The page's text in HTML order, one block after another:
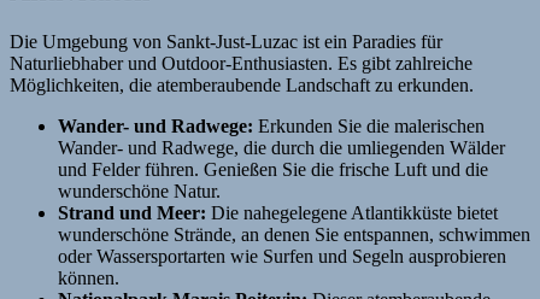
Die Umgebung von Sankt-Just-Luzac ist ein Paradies für
Naturliebhaber und Outdoor-Enthusiasten. Es gibt zahlreiche
Möglichkeiten, die atemberaubende Landschaft zu erkunden.
Wander- und Radwege: Erkunden Sie die malerischen
Wander- und Radwege, die durch die umliegenden Wälder
und Felder führen. Genießen Sie die frische Luft und die
wunderschöne Natur.
Strand und Meer: Die nahegelegene Atlantikküste bietet
wunderschöne Strände, an denen Sie entspannen, schwimmen
oder Wassersportarten wie Surfen und Segeln ausprobieren
können.